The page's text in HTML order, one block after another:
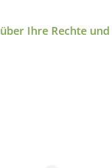
Ihre Rechte